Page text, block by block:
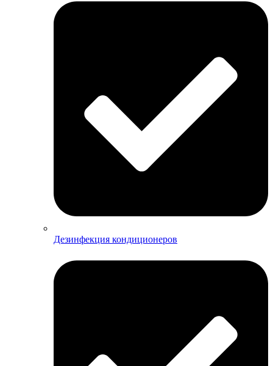
Дезинфекция кондиционеров